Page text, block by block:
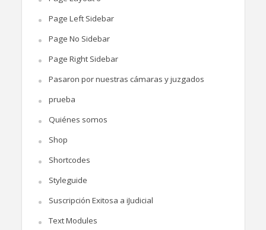
Page Left Sidebar
Page No Sidebar
Page Right Sidebar
Pasaron por nuestras cámaras y juzgados
prueba
Quiénes somos
Shop
Shortcodes
Styleguide
Suscripción Exitosa a iJudicial
Text Modules